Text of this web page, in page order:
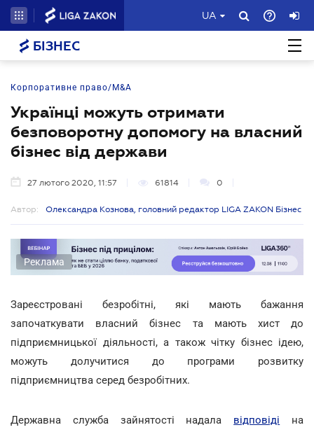
UA
БІЗНЕС
Корпоративне право/M&A
Українці можуть отримати
безповоротну допомогу на власний
бізнес від держави
27 лютого 2020, 11:57 61814 0
Автор: Олександра Кознова, головний редактор LIGA ZAKON Бізнес
Реклама
Зареєстровані безробітні, які мають бажання
започаткувати власний бізнес та мають хист до
підприємницької діяльності, а також чітку бізнес ідею,
можуть долучитися до програми розвитку
підприємництва серед безробітних.
Державна служба зайнятості надала відповіді на